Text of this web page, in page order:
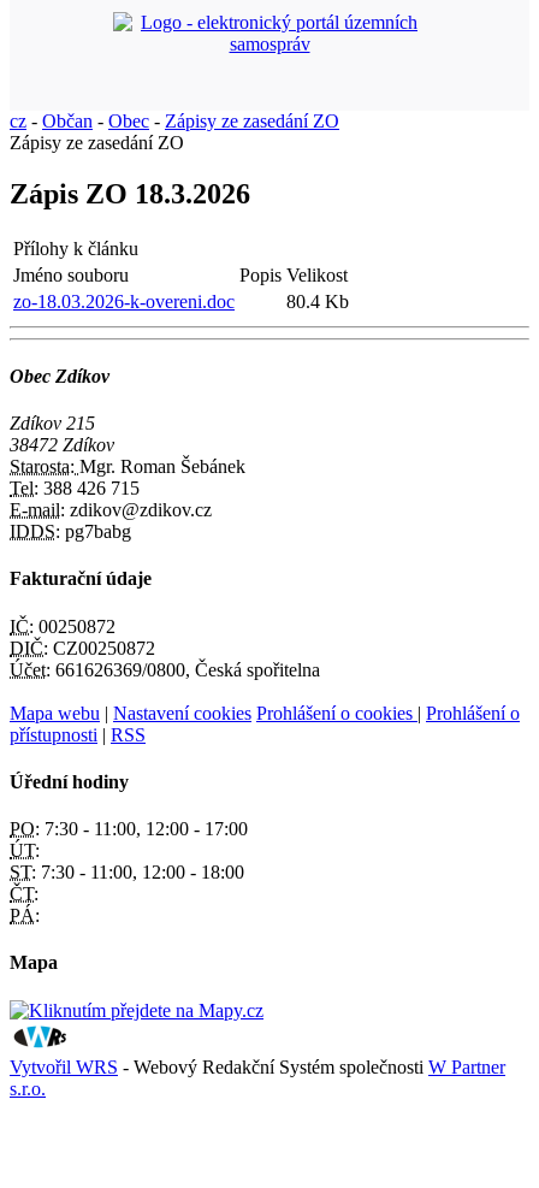
cz - Občan - Obec - Zápisy ze zasedání ZO
Zápisy ze zasedání ZO
Zápis ZO 18.3.2026
Přílohy k článku
Jméno souboru
Popis Velikost
zo-18.03.2026-k-overeni.doc
80.4 Kb
Obec Zdíkov
Zdíkov 215
38472 Zdíkov
Starosta: Mgr. Roman Šebánek
Tel: 388 426 715
E-mail: zdikov@zdikov.cz
IDDS: pg7babg
Fakturační údaje
IČ: 00250872
DIČ: CZ00250872
Účet: 661626369/0800, Česká spořitelna
Mapa webu | Nastavení cookies Prohlášení o cookies | Prohlášení o
přístupnosti | RSS
Úřední hodiny
PO: 7:30 - 11:00, 12:00 - 17:00
ÚT:
ST: 7:30 - 11:00, 12:00 - 18:00
ČT:
PÁ:
Mapa
Vytvořil WRS - Webový Redakční Systém společnosti W Partner
s.r.o.